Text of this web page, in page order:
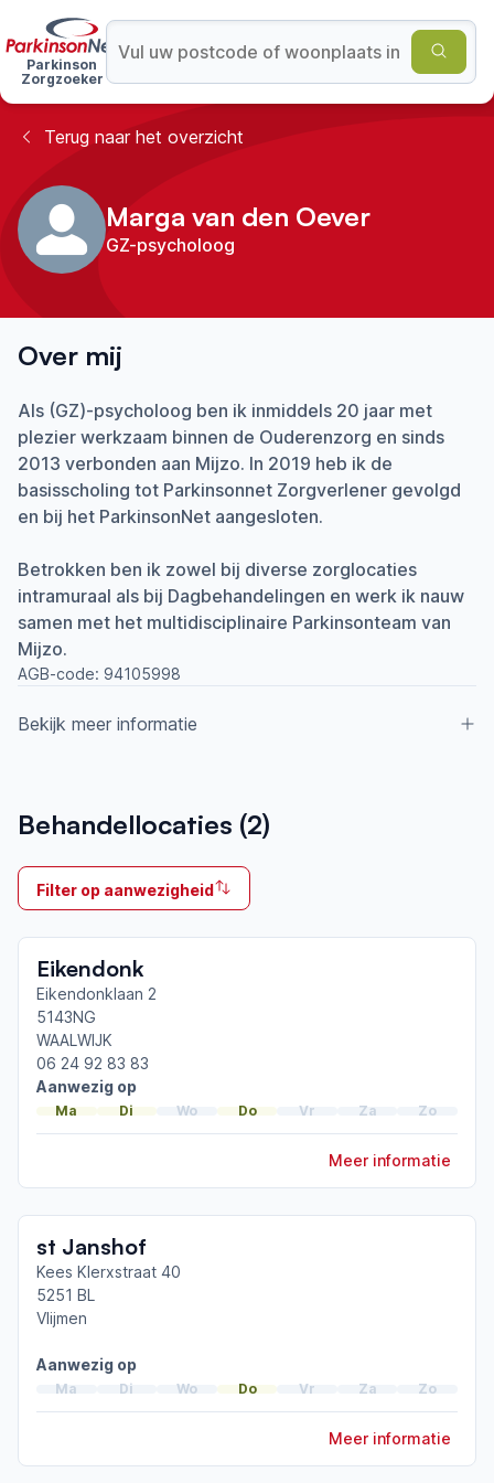
Parkinson
Zorgzoeker
Terug naar het overzicht
Marga van den Oever
GZ-psycholoog
Over mij
Als (GZ)-psycholoog ben ik inmiddels 20 jaar met
plezier werkzaam binnen de Ouderenzorg en sinds
2013 verbonden aan Mijzo. In 2019 heb ik de
basisscholing tot Parkinsonnet Zorgverlener gevolgd
en bij het ParkinsonNet aangesloten.
Betrokken ben ik zowel bij diverse zorglocaties
intramuraal als bij Dagbehandelingen en werk ik nauw
samen met het multidisciplinaire Parkinsonteam van
Mijzo.
AGB-code: 94105998
Bekijk meer informatie
2019
Ik behandel
Op locatie
netwerk
Tilburg-Waalwijk
Afgeronde ParkinsonNet-scholingen
ParkinsonNet congres 2026
Cognitie en leervermogen bij parkinson
ParkinsonNet congres 2025
Behandellocaties (2)
Filter op aanwezigheid
Eikendonk
Eikendonklaan 2
5143NG
WAALWIJK
06 24 92 83 83
Aanwezig op
Ma Di Wo Do Vr Za Zo
Meer informatie
st Janshof
Kees Klerxstraat 40
5251 BL
Vlijmen
Aanwezig op
Ma Di Wo Do Vr Za Zo
Meer informatie